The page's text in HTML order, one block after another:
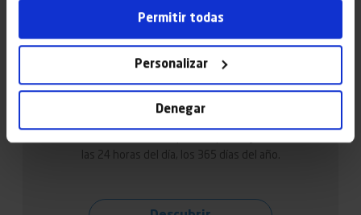
Permitir todas
Personalizar
Denegar
Mantenimiento de ascensores
en Granollers
las 24 horas del día, los 365 días del año.